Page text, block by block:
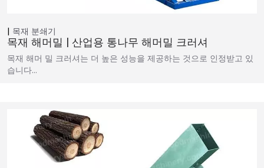
목재 분쇄기
목재 해머밀 | 산업용 통나무 해머밀 크러셔
목재 해머 밀 크러셔는 더 높은 성능을 제공하는 것으로 인정받고 있
습니다…